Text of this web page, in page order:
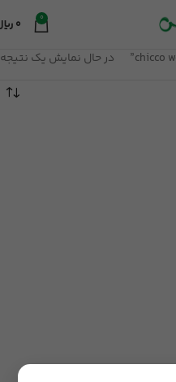
0
0
در حال نمایش یک نتیجه